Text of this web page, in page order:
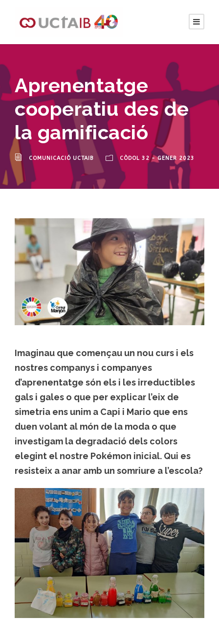
Aprenentatge
cooperatiu des de
la gamificació
COMUNICACIÓ UCTAIB CÒDOL 32 - GENER 2023
Imaginau que començau un nou curs i els
nostres companys i companyes
d’aprenentatge són els i les irreductibles
gals i gales o que per explicar l’eix de
simetria ens unim a Capi i Mario que ens
duen volant al món de la moda o que
investigam la degradació dels colors
elegint el nostre Pokémon inicial. Qui es
resisteix a anar amb un somriure a l’escola?